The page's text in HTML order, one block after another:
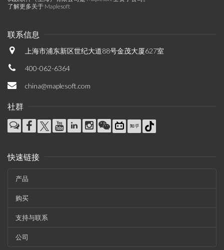
了解更多关于 Maplesoft
联系信息
上海市浦东新区世纪大道88号金茂大厦627室
400-062-6364
china@maplesoft.com
社群
快速链接
产品
购买
支持与联系
公司